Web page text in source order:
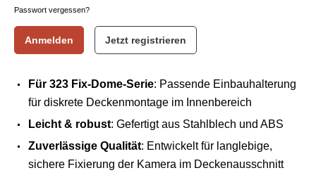
Passwort vergessen?
Anmelden Jetzt registrieren
Für 323 Fix-Dome-Serie: Passende Einbauhalterung
für diskrete Deckenmontage im Innenbereich
Leicht & robust: Gefertigt aus Stahlblech und ABS
Zuverlässige Qualität: Entwickelt für langlebige,
sichere Fixierung der Kamera im Deckenausschnitt